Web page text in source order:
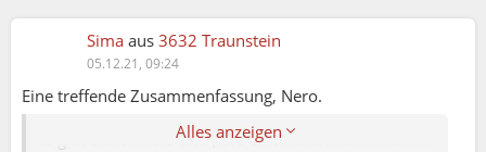
Sima aus 3632 Traunstein
05.12.21, 09:24
Eine treffende Zusammenfassung, Nero.
Alles anzeigen
es gibt sicher viele täter, die einen unbehandelten